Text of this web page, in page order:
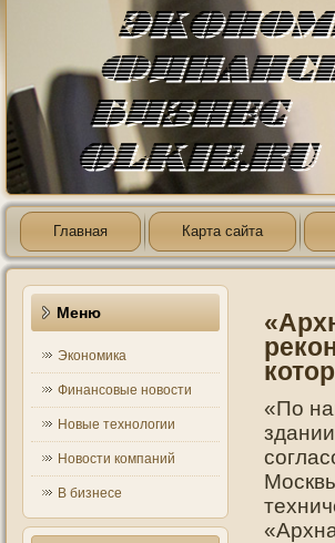
Главная Карта сайта
Меню
Экономика
Финансовые новости
Новые технологии
Новости компаний
В бизнесе
«По